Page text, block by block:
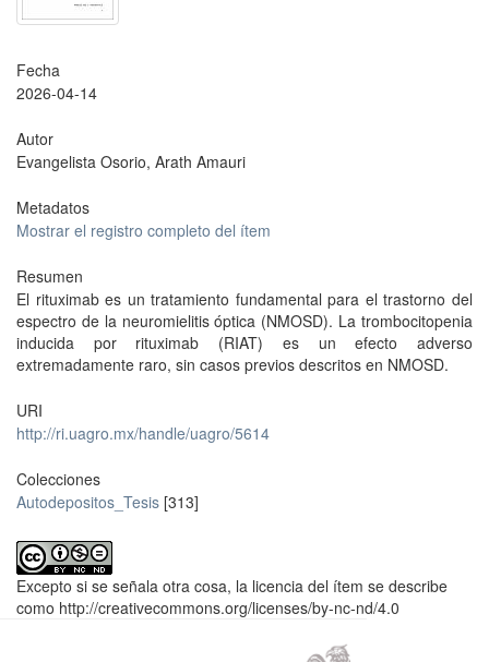
Fecha
2026-04-14
Autor
Evangelista Osorio, Arath Amauri
Metadatos
Mostrar el registro completo del ítem
Resumen
El rituximab es un tratamiento fundamental para el trastorno del
espectro de la neuromielitis óptica (NMOSD). La trombocitopenia
inducida por rituximab (RIAT) es un efecto adverso
extremadamente raro, sin casos previos descritos en NMOSD.
URI
http://ri.uagro.mx/handle/uagro/5614
Colecciones
Autodepositos_Tesis [313]
Excepto si se señala otra cosa, la licencia del ítem se describe
como http://creativecommons.org/licenses/by-nc-nd/4.0